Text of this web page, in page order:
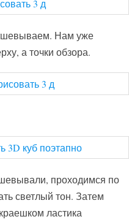
Нам уже
а точки обзора.
проходимся по
светлый тон. Затем
ластика